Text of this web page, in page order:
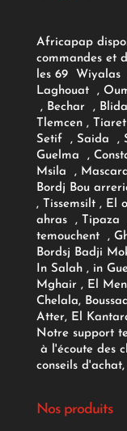
Africapap
commandes et
les 69 Wiyalas
Laghouat ,
, Bechar ,
Tlemcen ,
Setif , Saida ,
Guelma ,
Msila ,
Bordj Bou
, Tissemsilt , El
ahras , Tipaza
temouchent ,
Bordsj Badji
In Salah , in
Mghair , El
Chelala,
Atter, El
Notre support
à l'écoute des
conseils
Nos produits